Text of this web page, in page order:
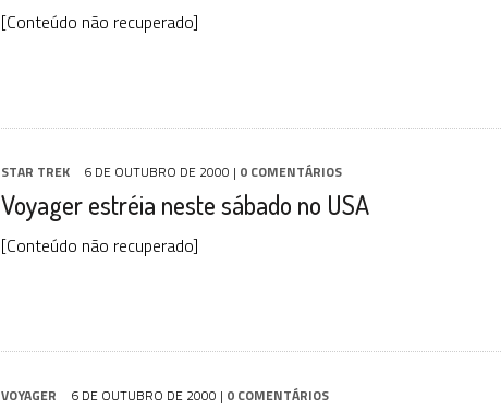
[Conteúdo não recuperado]
STAR TREK 6 DE OUTUBRO DE 2000 | 0 COMENTÁRIOS
Voyager estréia neste sábado no USA
[Conteúdo não recuperado]
VOYAGER 6 DE OUTUBRO DE 2000 | 0 COMENTÁRIOS